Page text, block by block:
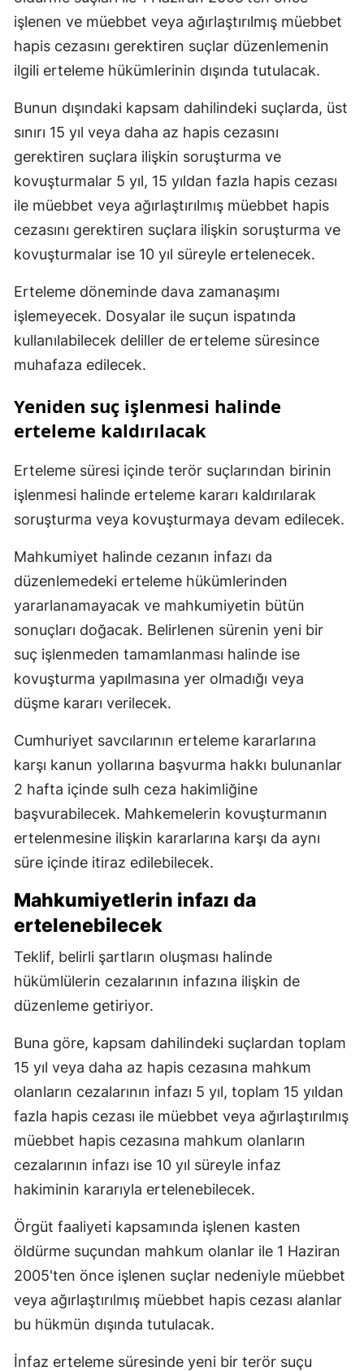
işlenen ve müebbet veya ağırlaştırılmış müebbet
hapis cezasını gerektiren suçlar düzenlemenin
ilgili erteleme hükümlerinin dışında tutulacak.
Bunun dışındaki kapsam dahilindeki suçlarda, üst
sınırı 15 yıl veya daha az hapis cezasını
gerektiren suçlara ilişkin soruşturma ve
kovuşturmalar 5 yıl, 15 yıldan fazla hapis cezası
ile müebbet veya ağırlaştırılmış müebbet hapis
cezasını gerektiren suçlara ilişkin soruşturma ve
kovuşturmalar ise 10 yıl süreyle ertelenecek.
Erteleme döneminde dava zamanaşımı
işlemeyecek. Dosyalar ile suçun ispatında
kullanılabilecek deliller de erteleme süresince
muhafaza edilecek.
Yeniden suç işlenmesi halinde
erteleme kaldırılacak
Erteleme süresi içinde terör suçlarından birinin
işlenmesi halinde erteleme kararı kaldırılarak
soruşturma veya kovuşturmaya devam edilecek.
Mahkumiyet halinde cezanın infazı da
düzenlemedeki erteleme hükümlerinden
yararlanamayacak ve mahkumiyetin bütün
sonuçları doğacak. Belirlenen sürenin yeni bir
suç işlenmeden tamamlanması halinde ise
kovuşturma yapılmasına yer olmadığı veya
düşme kararı verilecek.
Cumhuriyet savcılarının erteleme kararlarına
karşı kanun yollarına başvurma hakkı bulunanlar
2 hafta içinde sulh ceza hakimliğine
başvurabilecek. Mahkemelerin kovuşturmanın
ertelenmesine ilişkin kararlarına karşı da aynı
süre içinde itiraz edilebilecek.
Mahkumiyetlerin infazı da
ertelenebilecek
Teklif, belirli şartların oluşması halinde
hükümlülerin cezalarının infazına ilişkin de
düzenleme getiriyor.
Buna göre, kapsam dahilindeki suçlardan toplam
15 yıl veya daha az hapis cezasına mahkum
olanların cezalarının infazı 5 yıl, toplam 15 yıldan
fazla hapis cezası ile müebbet veya ağırlaştırılmış
müebbet hapis cezasına mahkum olanların
cezalarının infazı ise 10 yıl süreyle infaz
hakiminin kararıyla ertelenebilecek.
Örgüt faaliyeti kapsamında işlenen kasten
öldürme suçundan mahkum olanlar ile 1 Haziran
2005'ten önce işlenen suçlar nedeniyle müebbet
veya ağırlaştırılmış müebbet hapis cezası alanlar
bu hükmün dışında tutulacak.
İnfaz erteleme süresinde yeni bir terör suçu